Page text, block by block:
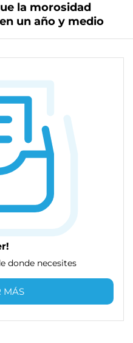
la morosidad
un año y medio
donde necesites
MÁS